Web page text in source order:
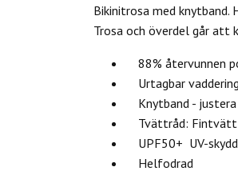
Bikinitrosa med knytband.
Trosa och överdel går att
88% återvunnen
Urtagbar vaddering
Knytband -
Tvättråd:
UPF50+ UV-skydd
Helfodrad